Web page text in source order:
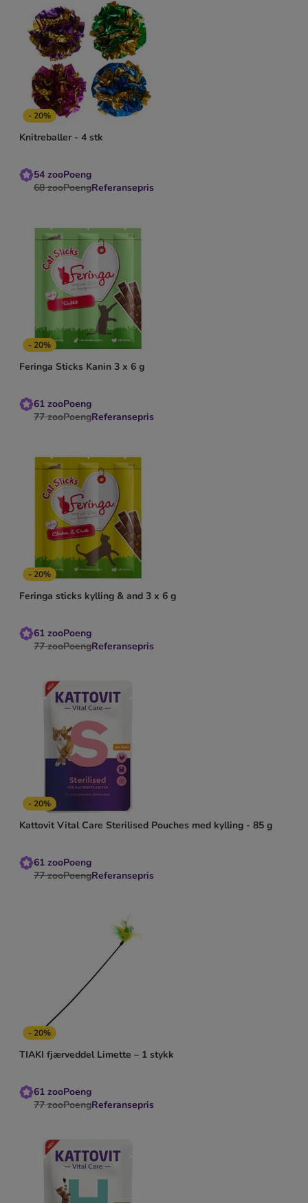
- 20%
Knitreballer - 4 stk
54 zooPoeng
68 zooPoengReferansepris
- 20%
Feringa Sticks Kanin 3 x 6 g
61 zooPoeng
77 zooPoengReferansepris
- 20%
Feringa sticks kylling & and 3 x 6 g
61 zooPoeng
77 zooPoengReferansepris
- 20%
Kattovit Vital Care Sterilised Pouches med kylling - 85 g
61 zooPoeng
77 zooPoengReferansepris
- 20%
TIAKI fjærveddel Limette – 1 stykk
61 zooPoeng
77 zooPoengReferansepris